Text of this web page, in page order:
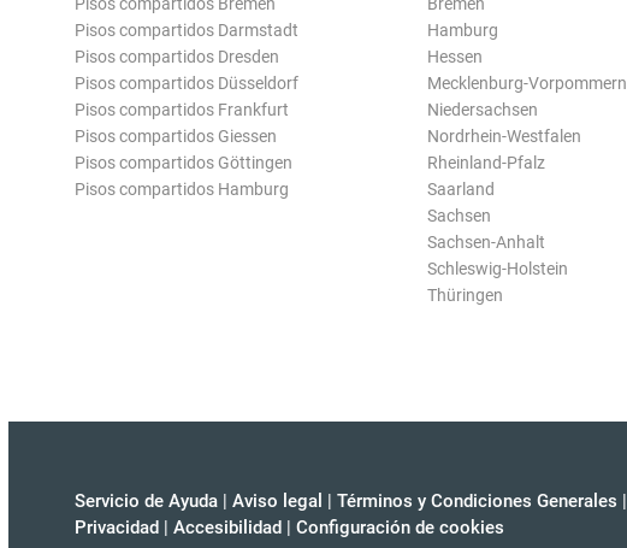
Pisos compartidos Darmstadt
Pisos compartidos Dresden
Pisos compartidos Düsseldorf
Pisos compartidos Frankfurt
Pisos compartidos Giessen
Pisos compartidos Göttingen
Pisos compartidos Hamburg
Hamburg
Hessen
Mecklenburg-Vorpommern
Niedersachsen
Nordrhein-Westfalen
Rheinland-Pfalz
Saarland
Sachsen
Sachsen-Anhalt
Schleswig-Holstein
Thüringen
Servicio de Ayuda | Aviso legal | Términos y Condiciones Generales |
Privacidad | Accesibilidad | Configuración de cookies